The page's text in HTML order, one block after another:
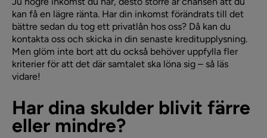
kan få en lägre ränta. Har din inkomst förändrats till det
bättre sedan du tog ett privatlån hos oss? Då kan du
kontakta oss och skicka in din senaste kreditupplysning.
Men glöm inte bort att du också behöver uppfylla fler
kriterier för att det där samtalet ska löna sig – så läs
vidare!
Har dina skulder blivit färre
eller mindre?